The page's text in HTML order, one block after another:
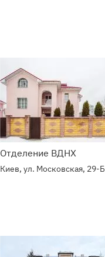
Отделение ВДНХ
Киев, ул. Московская, 29-Б